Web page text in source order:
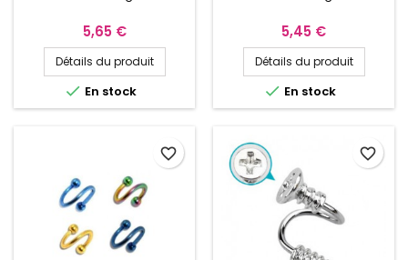
Prix
5,65 €
Détails du produit
 En stock
Prix
5,45 €
Détails du produit
 En stock
favorite_border favorite_border